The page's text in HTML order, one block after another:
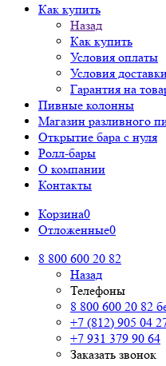
Как купить
Назад
Как купить
Условия оплаты
Условия
Гарантия на
Пивные колонны
Магазин разливного
Открытие бара с нуля
Ролл-бары
О компании
Контакты
Корзина0
Отложенные0
8 800 600 20 82
Назад
Телефоны
8 800 600 20 82
+7 (812) 905 04
+7 931 379 90 64
Заказать звонок